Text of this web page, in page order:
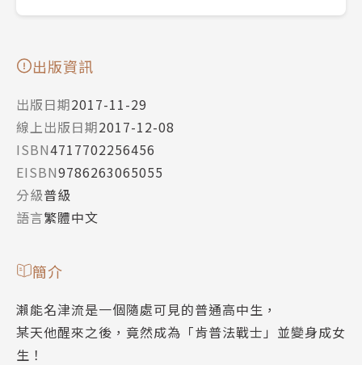
出版資訊
出版日期2017-11-29
線上出版日期2017-12-08
ISBN4717702256456
EISBN9786263065055
分級普級
語言繁體中文
簡介
瀨能名津流是一個隨處可見的普通高中生，
某天他醒來之後，竟然成為「肯普法戰士」並變身成女
生！